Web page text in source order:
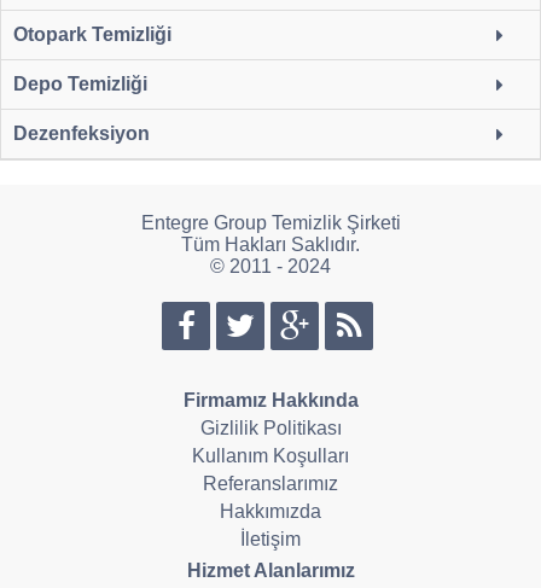
Otopark Temizliği
Depo Temizliği
Dezenfeksiyon
Entegre Group Temizlik Şirketi
Tüm Hakları Saklıdır.
© 2011 - 2024
Firmamız Hakkında
Gizlilik Politikası
Kullanım Koşulları
Referanslarımız
Hakkımızda
İletişim
Hizmet Alanlarımız